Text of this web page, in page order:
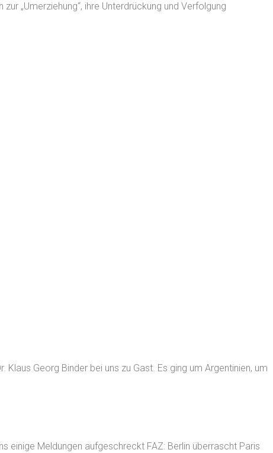
„Umerziehung“, ihre Unterdrückung und Verfolgung
Georg Binder bei uns zu Gast. Es ging um Argentinien, um
einige Meldungen aufgeschreckt FAZ: Berlin überrascht Paris